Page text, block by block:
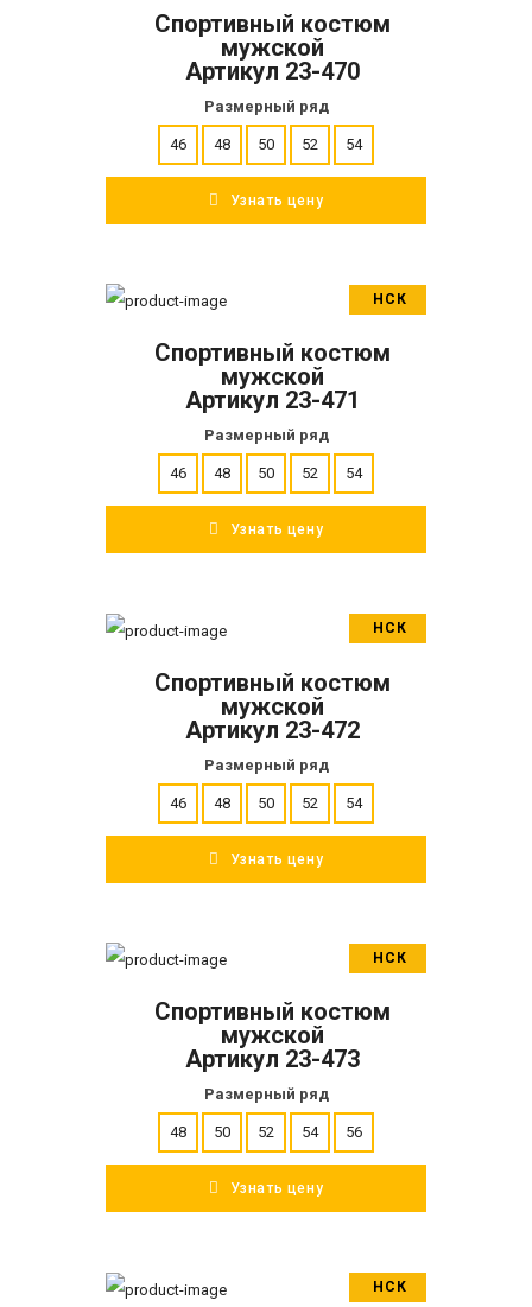
ПОДРОБНЕЕ
Спортивный костюм
мужской
Артикул 23-470
Размерный ряд
46 48 50 52 54
Узнать цену
НСК
ПОДРОБНЕЕ
Спортивный костюм
мужской
Артикул 23-471
Размерный ряд
46 48 50 52 54
Узнать цену
НСК
ПОДРОБНЕЕ
Спортивный костюм
мужской
Артикул 23-472
Размерный ряд
46 48 50 52 54
Узнать цену
НСК
ПОДРОБНЕЕ
Спортивный костюм
мужской
Артикул 23-473
Размерный ряд
48 50 52 54 56
Узнать цену
НСК